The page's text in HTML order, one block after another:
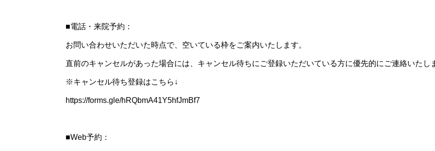
■電話・来院予約：
お問い合わせいただいた時点で、空いている枠をご案内いたします。
直前のキャンセルがあった場合には、キャンセル待ちにご登録いただいている方に優先的にご連絡いたし
※キャンセル待ち登録はこちら↓
https://forms.gle/hRQbmA41Y5hfJmBf7
■Web予約：